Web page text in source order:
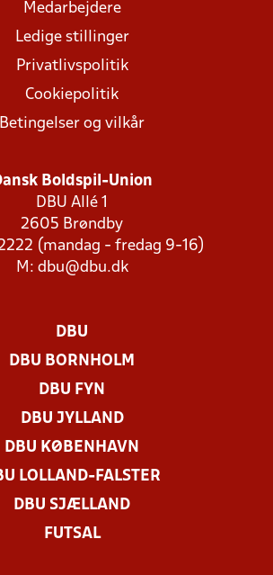
Medarbejdere
Ledige stillinger
Privatlivspolitik
Cookiepolitik
Betingelser og vilkår
Boldspil-Union
DBU Allé 1
2605 Brøndby
2222 (mandag - fredag 9-16)
M: dbu@dbu.dk
DBU
DBU BORNHOLM
DBU FYN
DBU JYLLAND
DBU KØBENHAVN
LOLLAND-FALSTER
DBU SJÆLLAND
FUTSAL